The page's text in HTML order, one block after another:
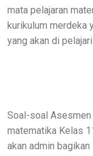
mata pelajaran
kurikulum merdeka
yang akan di
Soal-soal
matematika Kelas
akan admin